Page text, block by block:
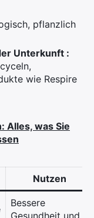
pflanzlich
Unterkunft :
wie Respire
Alles, was Sie
Nutzen
Bessere
Gesundheit und